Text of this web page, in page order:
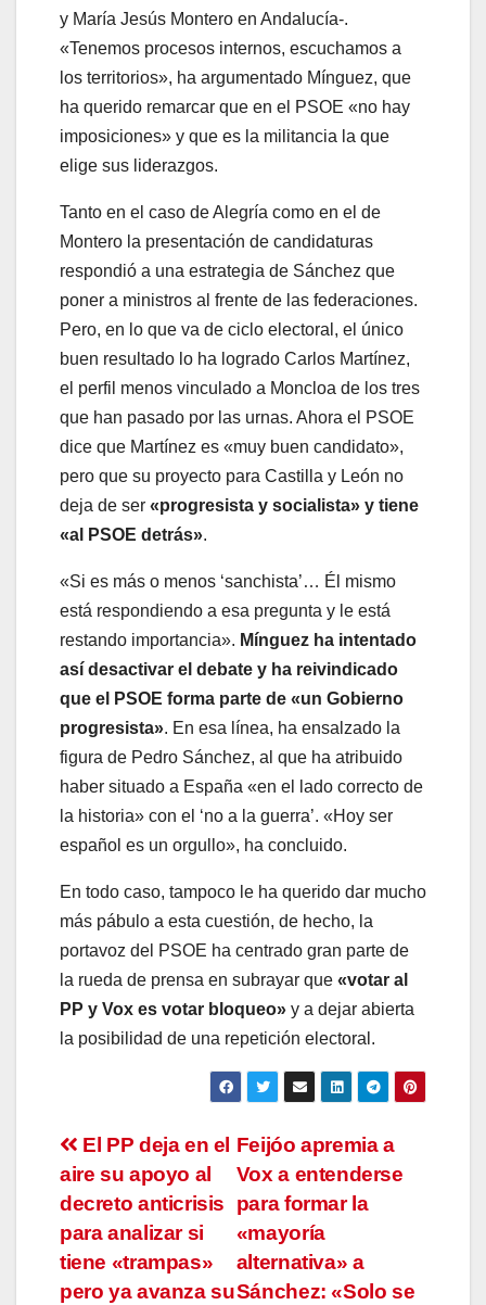
y María Jesús Montero en Andalucía-.
«Tenemos procesos internos, escuchamos a
los territorios», ha argumentado Mínguez, que
ha querido remarcar que en el PSOE «no hay
imposiciones» y que es la militancia la que
elige sus liderazgos.
Tanto en el caso de Alegría como en el de
Montero la presentación de candidaturas
respondió a una estrategia de Sánchez que
poner a ministros al frente de las federaciones.
Pero, en lo que va de ciclo electoral, el único
buen resultado lo ha logrado Carlos Martínez,
el perfil menos vinculado a Moncloa de los tres
que han pasado por las urnas. Ahora el PSOE
dice que Martínez es «muy buen candidato»,
pero que su proyecto para Castilla y León no
deja de ser «progresista y socialista» y tiene
«al PSOE detrás».
«Si es más o menos ‘sanchista’… Él mismo
está respondiendo a esa pregunta y le está
restando importancia». Mínguez ha intentado
así desactivar el debate y ha reivindicado
que el PSOE forma parte de «un Gobierno
progresista». En esa línea, ha ensalzado la
figura de Pedro Sánchez, al que ha atribuido
haber situado a España «en el lado correcto de
la historia» con el ‘no a la guerra’. «Hoy ser
español es un orgullo», ha concluido.
En todo caso, tampoco le ha querido dar mucho
más pábulo a esta cuestión, de hecho, la
portavoz del PSOE ha centrado gran parte de
la rueda de prensa en subrayar que «votar al
PP y Vox es votar bloqueo» y a dejar abierta
la posibilidad de una repetición electoral.
Navegación
de
entradas
Feijóo apremia a
Vox a entenderse
para formar la
«mayoría
alternativa» a
Sánchez: «Solo se
El PP deja en el
aire su apoyo al
decreto anticrisis
para analizar si
tiene «trampas»
pero ya avanza su